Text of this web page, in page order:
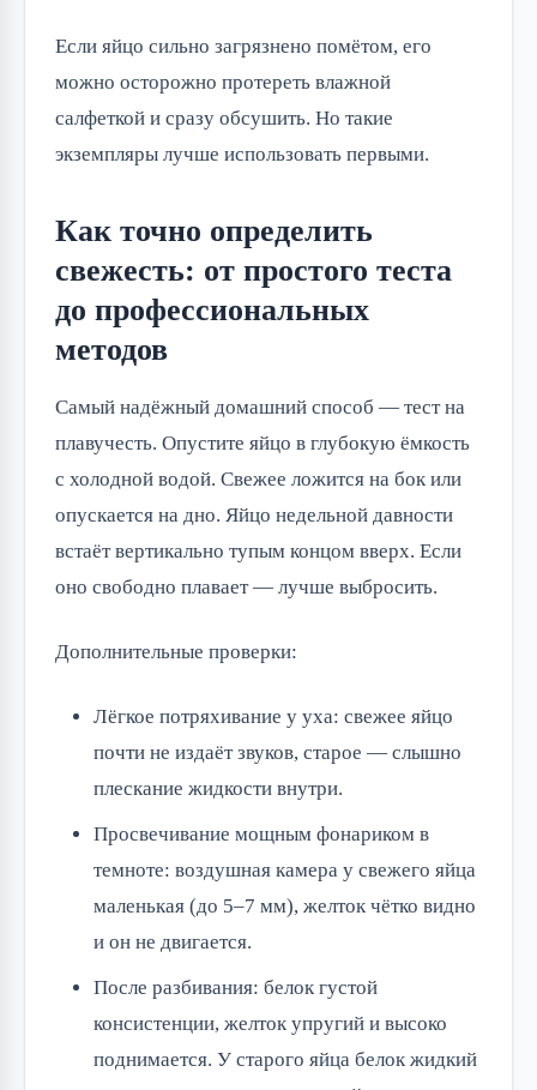
Если яйцо сильно загрязнено помётом, его
можно осторожно протереть влажной
салфеткой и сразу обсушить. Но такие
экземпляры лучше использовать первыми.
Как точно определить
свежесть: от простого теста
до профессиональных
методов
Самый надёжный домашний способ — тест на
плавучесть. Опустите яйцо в глубокую ёмкость
с холодной водой. Свежее ложится на бок или
опускается на дно. Яйцо недельной давности
встаёт вертикально тупым концом вверх. Если
оно свободно плавает — лучше выбросить.
Дополнительные проверки:
Лёгкое потряхивание у уха: свежее яйцо
почти не издаёт звуков, старое — слышно
плескание жидкости внутри.
Просвечивание мощным фонариком в
темноте: воздушная камера у свежего яйца
маленькая (до 5–7 мм), желток чётко видно
и он не двигается.
После разбивания: белок густой
консистенции, желток упругий и высоко
поднимается. У старого яйца белок жидкий